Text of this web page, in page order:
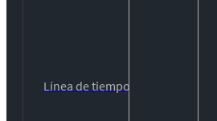
Línea de tiempo